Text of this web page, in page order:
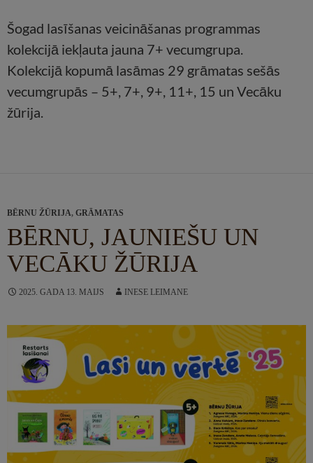
Šogad lasīšanas veicināšanas programmas
kolekcijā iekļauta jauna 7+ vecumgrupa.
Kolekcijā kopumā lasāmas 29 grāmatas sešās
vecumgrupās – 5+, 7+, 9+, 11+, 15 un Vecāku
žūrija.
BĒRNU ŽŪRIJA, GRĀMATAS
BĒRNU, JAUNIEŠU UN
VECĀKU ŽŪRIJA
2025. GADA 13. MAIJS INESE LEIMANE